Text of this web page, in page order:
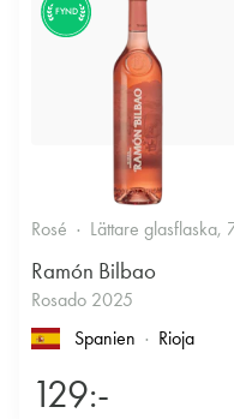
FYND
Rosé Lättare glasflaska,
Ramón Bilbao
Rosado 2025
Spanien
Rioja
129:-